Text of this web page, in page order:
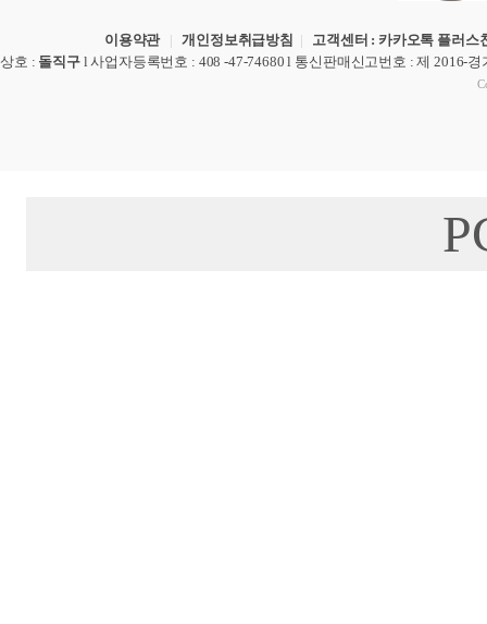
이용약관 |개인정보취급방침 | 고객센터 : 카카오톡 플러스
상호 : 돌직구 l사업자등록번호 : 408 -47-74680 l 통신판매신고번호 : 제 2016-